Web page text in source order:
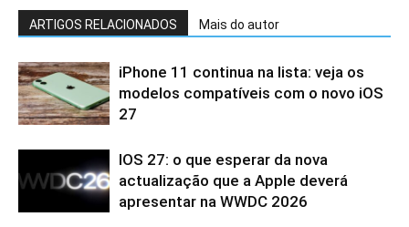
ARTIGOS RELACIONADOS Mais do autor
iPhone 11 continua na lista: veja os
modelos compatíveis com o novo iOS
27
IOS 27: o que esperar da nova
actualização que a Apple deverá
apresentar na WWDC 2026